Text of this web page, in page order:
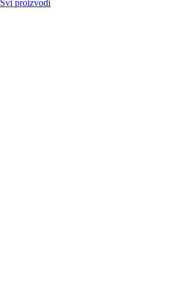
Svi proizvodi